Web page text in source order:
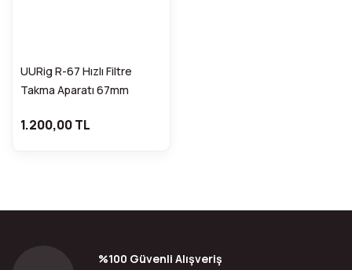
UURig R-67 Hızlı Filtre
Takma Aparatı 67mm
1.200,00 TL
%100 Güvenli Alışveriş